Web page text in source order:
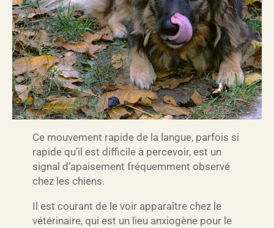
Ce mouvement rapide de la langue, parfois si
rapide qu’il est difficile à percevoir, est un
signal d’apaisement fréquemment observé
chez les chiens.
Il est courant de le voir apparaître chez le
vétérinaire, qui est un lieu anxiogène pour le